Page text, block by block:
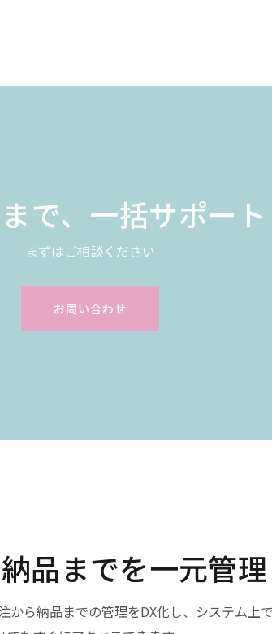
で、一括サポー
まずはご相談ください
お問い合わせ
品までを一元管理
から納品までの管理をDX化し、システム上